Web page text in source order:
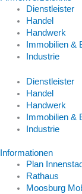
Dienstleister
Handel
Handwerk
Immobilien &
Industrie
Dienstleister
Handel
Handwerk
Immobilien &
Industrie
Informationen
Plan
Rathaus
Moosburg